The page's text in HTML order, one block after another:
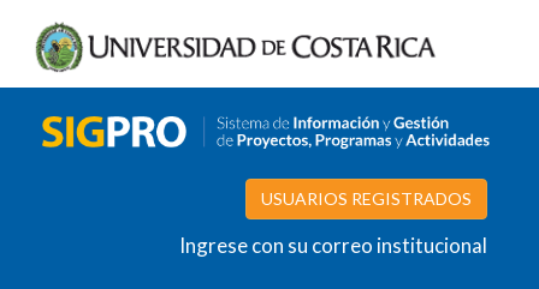
USUARIOS REGISTRADOS
Ingrese con su correo institucional